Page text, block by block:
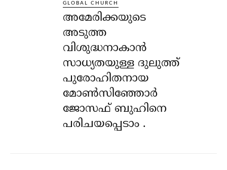
GLOBAL CHURCH
അമേരിക്കയുടെ
അടുത്ത
വിശുദ്ധനാകാൻ
സാധ്യതയുള്ള ദുലുത്ത്
പുരോഹിതനായ
മോൺസിഞ്ഞോർ
ജോസഫ് ബുഹിനെ
പരിചയപ്പെടാം .